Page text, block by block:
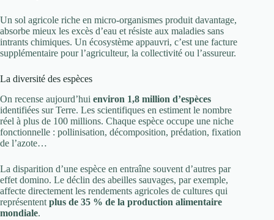
Un sol agricole riche en micro-organismes produit davantage,
absorbe mieux les excès d’eau et résiste aux maladies sans
intrants chimiques. Un écosystème appauvri, c’est une facture
supplémentaire pour l’agriculteur, la collectivité ou l’assureur.
La diversité des espèces
On recense aujourd’hui environ 1,8 million d’espèces
identifiées sur Terre. Les scientifiques en estiment le nombre
réel à plus de 100 millions. Chaque espèce occupe une niche
fonctionnelle : pollinisation, décomposition, prédation, fixation
de l’azote…
La disparition d’une espèce en entraîne souvent d’autres par
effet domino. Le déclin des abeilles sauvages, par exemple,
affecte directement les rendements agricoles de cultures qui
représentent plus de 35 % de la production alimentaire
mondiale.